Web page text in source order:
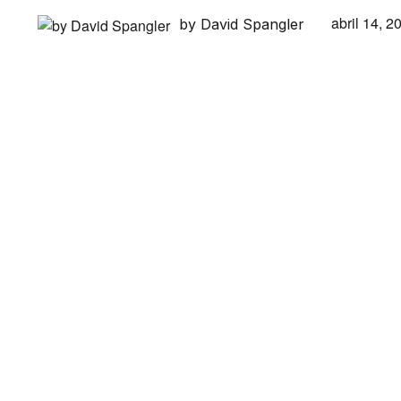
by David Spangler abril 14,